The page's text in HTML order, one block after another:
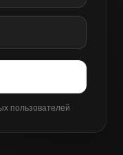
пользователей